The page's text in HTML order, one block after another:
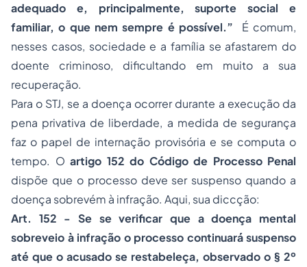
adequado e, principalmente, suporte social e
familiar, o que nem sempre é possível.”
É comum,
nesses casos, sociedade e a família se afastarem do
doente criminoso, dificultando em muito a sua
recuperação.
Para o STJ, se a doença ocorrer durante a execução da
pena privativa de liberdade, a medida de segurança
faz o papel de internação provisória e se computa o
tempo. O artigo 152 do Código de Processo Penal
dispõe que o processo deve ser suspenso quando a
doença sobrevém à infração. Aqui, sua diccção:
Art. 152 - Se se verificar que a doença mental
sobreveio à infração o processo continuará suspenso
até que o acusado se restabeleça, observado o § 2º